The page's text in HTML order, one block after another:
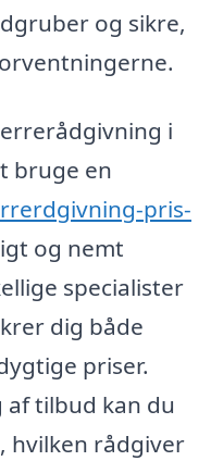
og sikre,
i
bruge en
pris-
og nemt
specialister
dig både
priser.
af tilbud kan du
hvilken rådgiver